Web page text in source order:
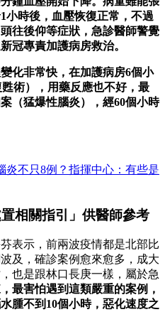
小時後，血壓恢復正常，不過
往後仰等症狀，急診醫師警覺
冠專責加護病房救治。
化非常快，在加護病房6個小
術），用藥反應也不好，最
（猛爆性腦炎），經60個小時
炎不只8例？指揮中心：有些是
相關指引」供醫師參考
表示，前兩波疫情都是北部比
及，確診案例愈來愈多，成大
也是跟林口長庚一樣，屬於急
，最害怕遇到這類嚴重的案例，
腫不到10個小時，惡化速度之